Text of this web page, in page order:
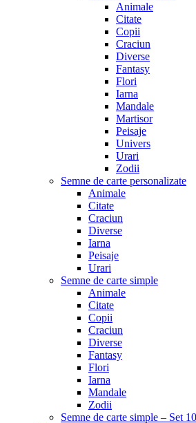
Animale
Citate
Copii
Craciun
Diverse
Fantasy
Flori
Iarna
Mandale
Martisor
Peisaje
Univers
Urari
Zodii
Semne de carte personalizate
Animale
Citate
Craciun
Diverse
Iarna
Peisaje
Urari
Semne de carte simple
Animale
Citate
Copii
Craciun
Diverse
Fantasy
Flori
Iarna
Mandale
Zodii
Semne de carte simple – Set